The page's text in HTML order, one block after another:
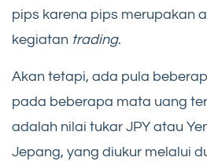
pips karena pips merupakan
kegiatan trading.
Akan tetapi, ada pula
pada beberapa mata uang
adalah nilai tukar JPY atau
Jepang, yang diukur melalui